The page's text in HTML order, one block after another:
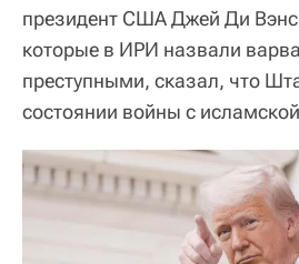
президент США Джей Ди Вэнс
которые в ИРИ назвали
преступными, сказал, что
состоянии войны с